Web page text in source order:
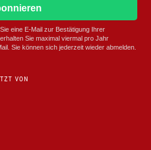
eine E-Mail zur Bestätigung Ihrer
Sie maximal viermal pro Jahr
Sie können sich jederzeit wieder abmelden.
VON